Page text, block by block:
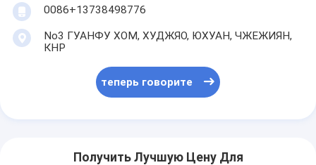
Ремонты головки цилиндра
набивка головки цилиндра
0086+13738498776
No3 ГУАНФУ ХОМ, ХУДЖЯО, ЮХУАН, ЧЖЕЖИЯН,
КНР
теперь говорите
Получить Лучшую Цену Для